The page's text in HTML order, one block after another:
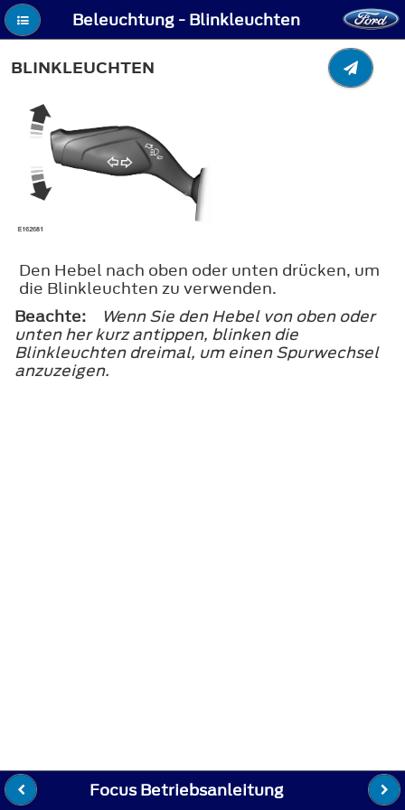
Beleuchtung - Blinkleuchten
BLINKLEUCHTEN
Den Hebel nach oben oder unten drücken, um
die Blinkleuchten zu verwenden.
Beachte:
Wenn Sie den Hebel von oben oder
unten her kurz antippen, blinken die
Blinkleuchten dreimal, um einen Spurwechsel
anzuzeigen.
Focus Betriebsanleitung